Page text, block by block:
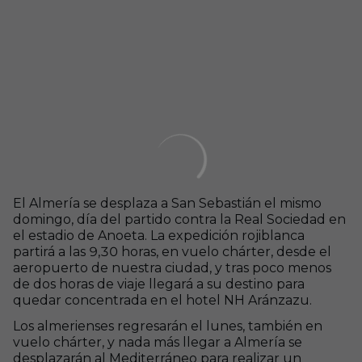
El Almería se desplaza a San Sebastián el mismo
domingo, día del partido contra la Real Sociedad en
el estadio de Anoeta. La expedición rojiblanca
partirá a las 9,30 horas, en vuelo chárter, desde el
aeropuerto de nuestra ciudad, y tras poco menos
de dos horas de viaje llegará a su destino para
quedar concentrada en el hotel NH Aránzazu.
Los almerienses regresarán el lunes, también en
vuelo chárter, y nada más llegar a Almería se
desplazarán al Mediterráneo para realizar un